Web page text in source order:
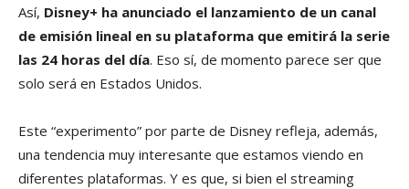
Así, Disney+ ha anunciado el lanzamiento de un canal
de emisión lineal en su plataforma que emitirá la serie
las 24 horas del día. Eso sí, de momento parece ser que
solo será en Estados Unidos.
Este “experimento” por parte de Disney refleja, además,
una tendencia muy interesante que estamos viendo en
diferentes plataformas. Y es que, si bien el streaming